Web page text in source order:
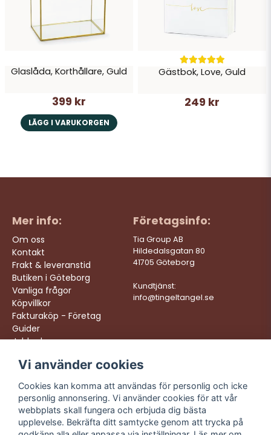
Glaslåda, Korthållare, Guld
399 kr
LÄGG I VARUKORGEN
Gästbok, Love, Guld
249 kr
Mer info:
Om oss
Kontakt
Frakt & leveranstid
Butiken i Göteborg
Vanliga frågor
Köpvillkor
Fakturaköp - Företag
Guider
Jobba hos oss
Företagsinfo:
Tia Group AB
Hildedalsgatan 80
41705 Göteborg
Kundtjänst:
info@tingeltangel.se
Följ oss:
Instagram
Facebook
TikTok
Vi levererar:
Snabba leveranser
Trygga köp
Fri frakt över 499:-
Trevlig kundtjänst
Vi använder cookies
Cookies kan komma att användas för personlig och icke
personlig annonsering. Vi använder cookies för att vår
webbplats skall fungera och erbjuda dig bästa
upplevelse. Bekräfta ditt samtycke genom att trycka på